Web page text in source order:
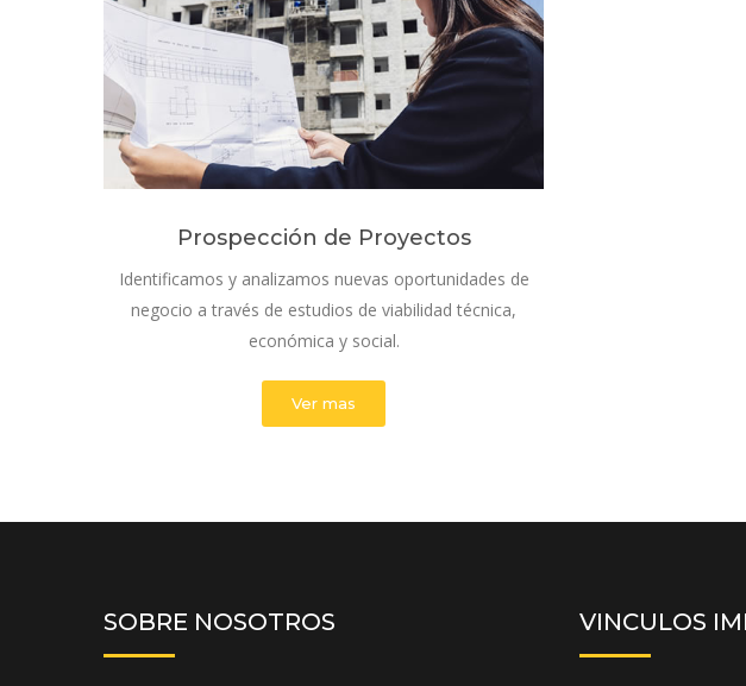
Prospección de Proyectos
Identificamos y analizamos nuevas oportunidades de
negocio a través de estudios de viabilidad técnica,
económica y social.
Ver mas
SOBRE NOSOTROS VINCULOS